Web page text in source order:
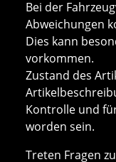
Bei der
Abweichungen
Dies kann
vorkommen.
Zustand des
Kontrolle und
worden sein.
Treten Fragen